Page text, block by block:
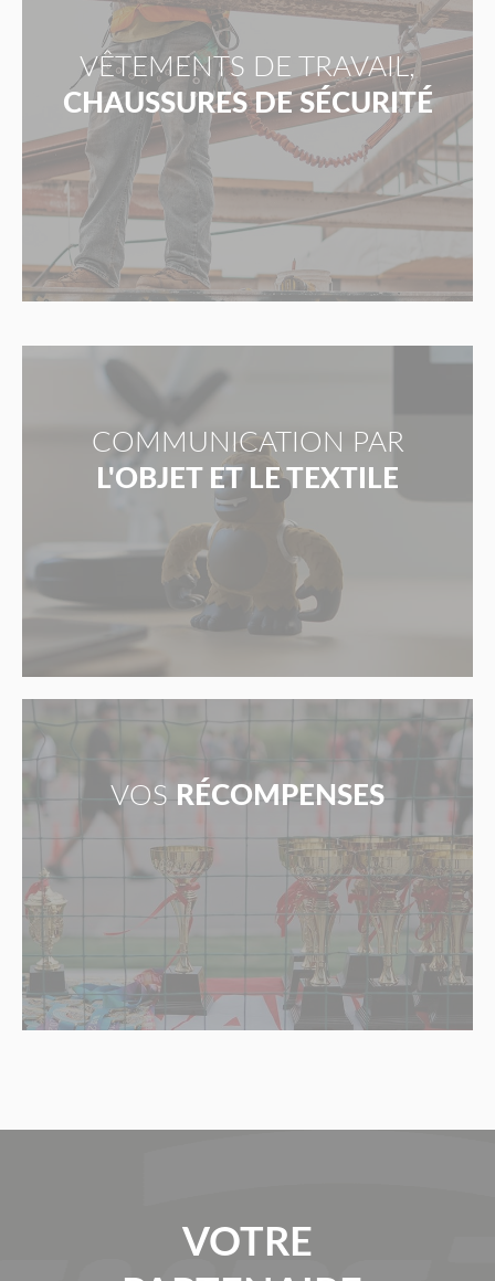
VÊTEMENTS DE TRAVAIL,
CHAUSSURES DE SÉCURITÉ
COMMUNICATION PAR
L'OBJET ET LE TEXTILE
VOS RÉCOMPENSES
VOTRE